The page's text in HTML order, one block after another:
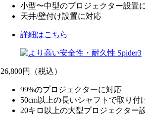
小型〜中型のプロジェクター設置
天井/壁付け設置に対応
詳細はこちら
26,800円 （税込）
99%のプロジェクターに対応
50cm以上の長いシャフトで取り付
20キロ以上の大型プロジェクター